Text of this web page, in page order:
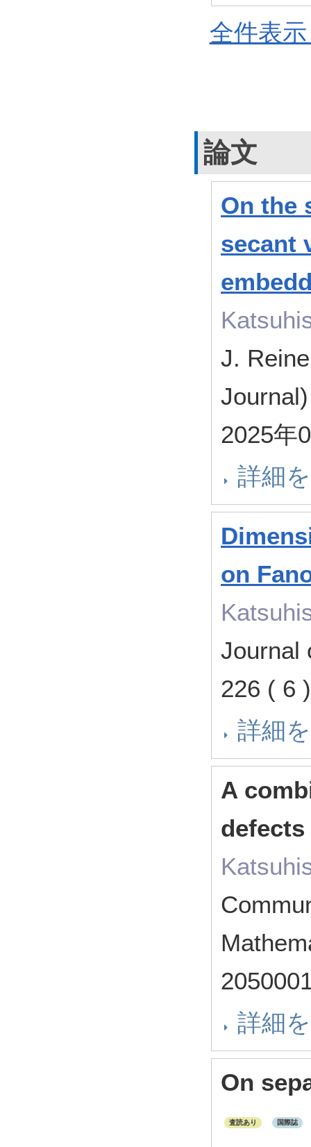
全件表
論文
On the
secant
J.
2025年
詳細
on
Journal
226 ( 6
詳細
A
詳細
On
査読あり 国際誌